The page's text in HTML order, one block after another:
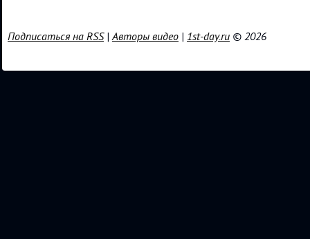
Подписаться на RSS|Авторы видео | 1st-day.ru © 2026